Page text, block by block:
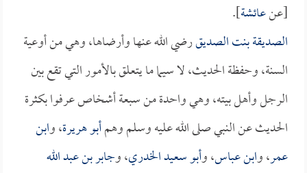
[عنعائشة].
الصديقة بنت الصديقرضي الله عنها وأرضاها، وهي من أوعية
السنة، وحفظة الحديث، لا سيما ما يتعلق بالأمور التي تقع بين
الرجل وأهل بيته، وهي واحدة من سبعة أشخاص عرفوا بكثرة
الحديث عن النبي صلى الله عليه وسلم وهمأبو هريرة، وابن
عمر، وابن عباس، وأبو سعيد الخدري، وجابر بن عبد الله